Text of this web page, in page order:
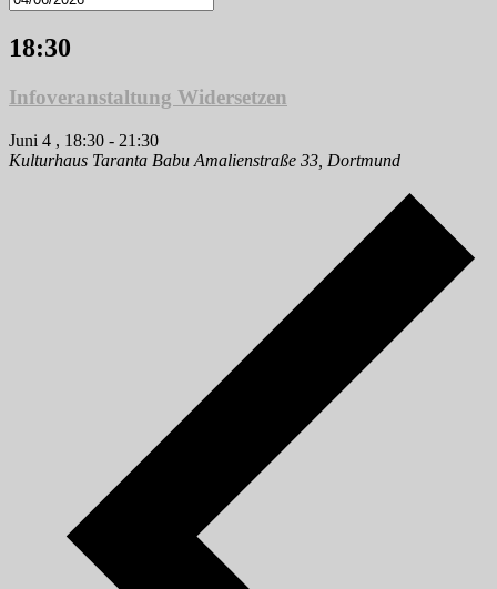
18:30
Infoveranstaltung Widersetzen
Juni 4 , 18:30 - 21:30
Kulturhaus Taranta Babu Amalienstraße 33, Dortmund